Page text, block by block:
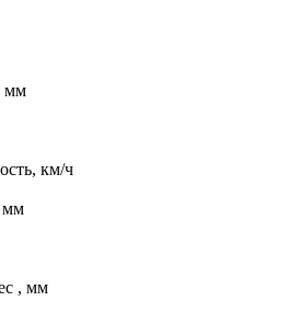
мм
км/ч
мм
, мм